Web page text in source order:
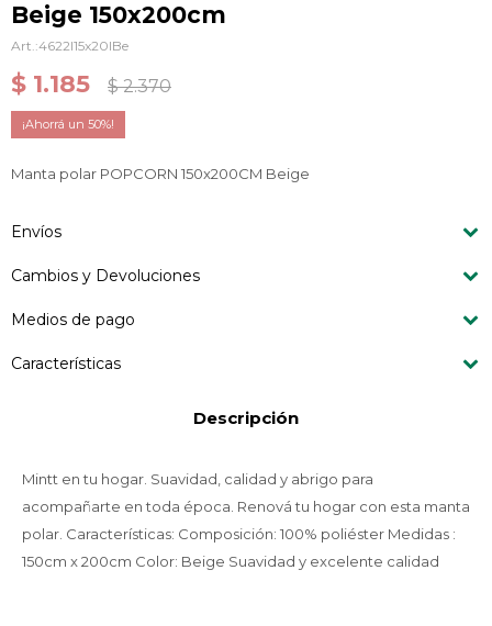
Beige 150x200cm
4622I15x20IBe
$ 1.185 $ 2.370
50
Manta polar POPCORN 150x200CM Beige
Envíos
Cambios y Devoluciones
Medios de pago
Características
Descripción
Mintt en tu hogar. Suavidad, calidad y abrigo para
acompañarte en toda época. Renová tu hogar con esta manta
polar. Características: Composición: 100% poliéster Medidas :
150cm x 200cm Color: Beige Suavidad y excelente calidad